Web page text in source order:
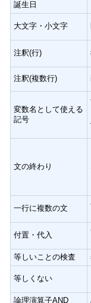
誕生日
大文字・小文字
注釈(行)
注釈(複数行)
変数名として使える
記号
文の終わり
一行に複数の文
付置・代入
等しいことの検査
等しくない
論理演算子AND